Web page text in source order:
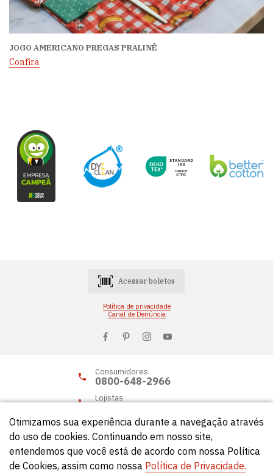
JOGO AMERICANO PREGAS PRALINÊ
Confira
Acessar boletos
Política de privacidade
Canal de Denúncia
Consumidores
0800-648-2966
Lojistas
© Círculo 2026 - Todos os direitos reservados.
Otimizamos sua experiência durante a navegação através
do uso de cookies. Continuando em nosso site,
entendemos que você está de acordo com nossa Política
de Cookies, assim como nossa Política de Privacidade.